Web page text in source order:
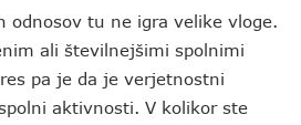
odnosov tu ne igra velike vloge.
ali številnejšimi spolnimi
pa je da je verjetnostni
aktivnosti. V kolikor ste